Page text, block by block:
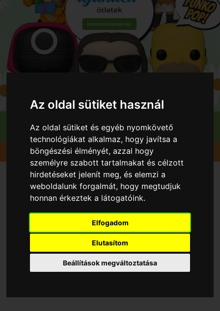
Az oldal sütiket használ
Az oldal sütiket és egyéb nyomkövető
technológiákat alkalmaz, hogy javítsa a
böngészési élményét, azzal hogy
személyre szabott tartalmakat és célzott
hirdetéseket jelenít meg, és elemzi a
weboldalunk forgalmát, hogy megtudjuk
honnan érkeztek a látogatóink.
Elfogadom
Elutasítom
Beállítások megváltoztatása
Gyümölcsök Kajszibarack Harcot